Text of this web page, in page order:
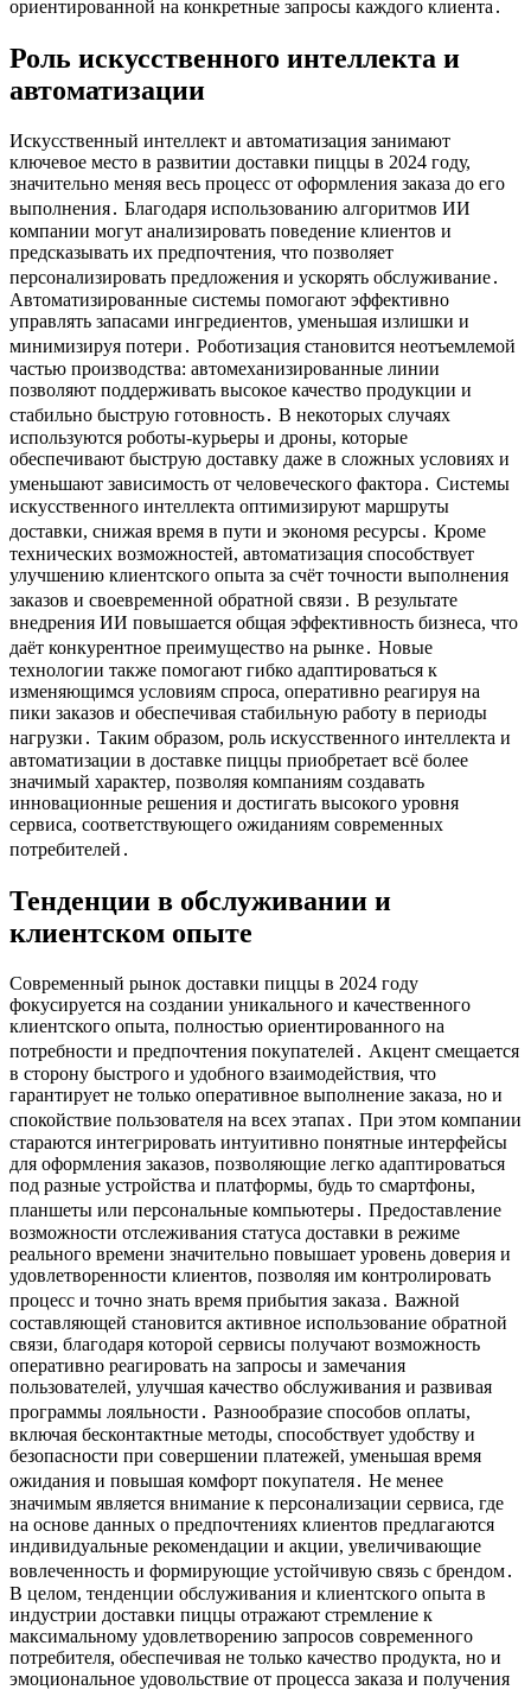
ориентированной на конкретные запросы каждого клиента․
Роль искусственного интеллекта и
автоматизации
Искусственный интеллект и автоматизация занимают
ключевое место в развитии доставки пиццы в 2024 году,
значительно меняя весь процесс от оформления заказа до его
выполнения․ Благодаря использованию алгоритмов ИИ
компании могут анализировать поведение клиентов и
предсказывать их предпочтения, что позволяет
персонализировать предложения и ускорять обслуживание․
Автоматизированные системы помогают эффективно
управлять запасами ингредиентов, уменьшая излишки и
минимизируя потери․ Роботизация становится неотъемлемой
частью производства: автомеханизированные линии
позволяют поддерживать высокое качество продукции и
стабильно быструю готовность․ В некоторых случаях
используются роботы-курьеры и дроны, которые
обеспечивают быструю доставку даже в сложных условиях и
уменьшают зависимость от человеческого фактора․ Системы
искусственного интеллекта оптимизируют маршруты
доставки, снижая время в пути и экономя ресурсы․ Кроме
технических возможностей, автоматизация способствует
улучшению клиентского опыта за счёт точности выполнения
заказов и своевременной обратной связи․ В результате
внедрения ИИ повышается общая эффективность бизнеса, что
даёт конкурентное преимущество на рынке․ Новые
технологии также помогают гибко адаптироваться к
изменяющимся условиям спроса, оперативно реагируя на
пики заказов и обеспечивая стабильную работу в периоды
нагрузки․ Таким образом, роль искусственного интеллекта и
автоматизации в доставке пиццы приобретает всё более
значимый характер, позволяя компаниям создавать
инновационные решения и достигать высокого уровня
сервиса, соответствующего ожиданиям современных
потребителей․
Тенденции в обслуживании и
клиентском опыте
Современный рынок доставки пиццы в 2024 году
фокусируется на создании уникального и качественного
клиентского опыта, полностью ориентированного на
потребности и предпочтения покупателей․ Акцент смещается
в сторону быстрого и удобного взаимодействия, что
гарантирует не только оперативное выполнение заказа, но и
спокойствие пользователя на всех этапах․ При этом компании
стараются интегрировать интуитивно понятные интерфейсы
для оформления заказов, позволяющие легко адаптироваться
под разные устройства и платформы, будь то смартфоны,
планшеты или персональные компьютеры․ Предоставление
возможности отслеживания статуса доставки в режиме
реального времени значительно повышает уровень доверия и
удовлетворенности клиентов, позволяя им контролировать
процесс и точно знать время прибытия заказа․ Важной
составляющей становится активное использование обратной
связи, благодаря которой сервисы получают возможность
оперативно реагировать на запросы и замечания
пользователей, улучшая качество обслуживания и развивая
программы лояльности․ Разнообразие способов оплаты,
включая бесконтактные методы, способствует удобству и
безопасности при совершении платежей, уменьшая время
ожидания и повышая комфорт покупателя․ Не менее
значимым является внимание к персонализации сервиса, где
на основе данных о предпочтениях клиентов предлагаются
индивидуальные рекомендации и акции, увеличивающие
вовлеченность и формирующие устойчивую связь с брендом․
В целом, тенденции обслуживания и клиентского опыта в
индустрии доставки пиццы отражают стремление к
максимальному удовлетворению запросов современного
потребителя, обеспечивая не только качество продукта, но и
эмоциональное удовольствие от процесса заказа и получения